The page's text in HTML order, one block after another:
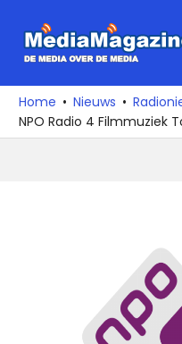
naar
media
over
de
Home Nieuws
NPO Radio 4 Filmmuziek